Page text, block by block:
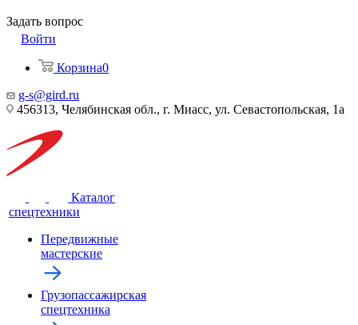
Задать вопрос
Войти
Корзина0
g-s@gird.ru
456313, Челябинская обл., г. Миасс, ул. Севастопольская, 1а
Каталог
спецтехники
Передвижные
мастерские
Грузопассажирская
спецтехника